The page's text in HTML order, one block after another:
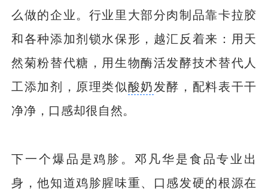
么做的企业。行业里大部分肉制品靠卡拉胶
和各种添加剂锁水保形，越汇反着来：用天
然菊粉替代糖，用生物酶活发酵技术替代人
工添加剂，原理类似酸奶发酵，配料表干干
净净，口感却很自然。
下一个爆品是鸡胗。邓凡华是食品专业出
身，他知道鸡胗腥味重、口感发硬的根源在